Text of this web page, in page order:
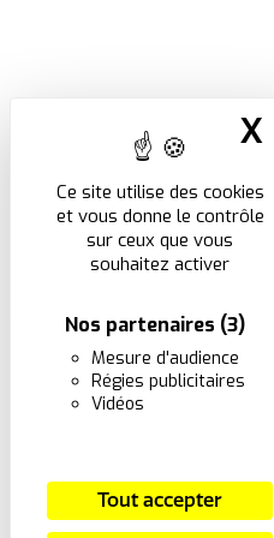
Ce site utilise des cookies
et vous donne le contrôle
sur ceux que vous
souhaitez activer
Nos partenaires (3)
Mesure d'audience
Régies publicitaires
Vidéos
Tout accepter
X